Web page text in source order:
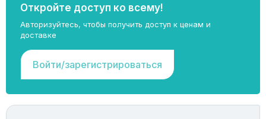
Откройте доступ ко всему!
Авторизуйтесь, чтобы получить доступ к ценам и
доставке
Войти/зарегистрироваться